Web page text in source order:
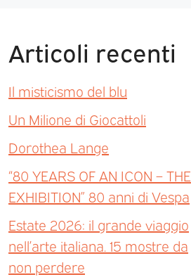
Articoli recenti
Il misticismo del blu
Un Milione di Giocattoli
Dorothea Lange
“80 YEARS OF AN ICON – THE
EXHIBITION” 80 anni di Vespa
Estate 2026: il grande viaggio
nell’arte italiana. 15 mostre da
non perdere